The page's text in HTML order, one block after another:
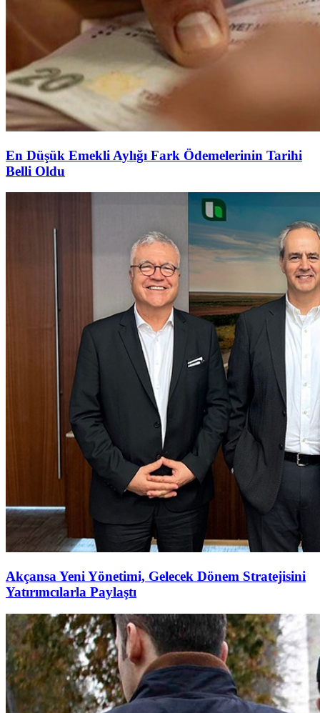
En Düşük Emekli Aylığı Fark Ödemelerinin Tarihi
Belli Oldu
Akçansa Yeni Yönetimi, Gelecek Dönem Stratejisini
Yatırımcılarla Paylaştı